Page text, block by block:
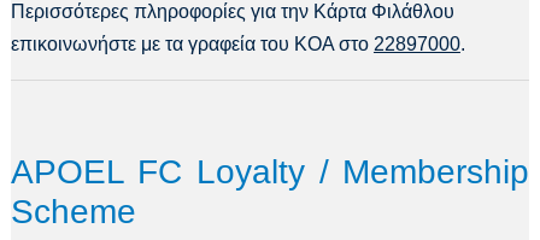
Περισσότερες πληροφορίες για την Κάρτα Φιλάθλου
επικοινωνήστε με τα γραφεία του ΚΟΑ στο 22897000.
APOEL FC Loyalty / Membership
Scheme